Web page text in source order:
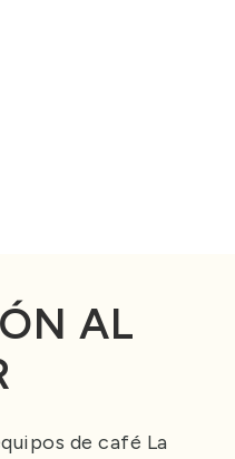
AL
de café La